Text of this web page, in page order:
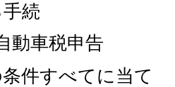
続
動車税申告
件すべてに当て